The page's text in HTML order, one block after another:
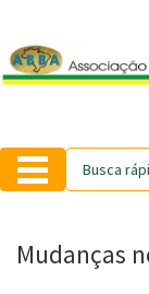
Mudanças